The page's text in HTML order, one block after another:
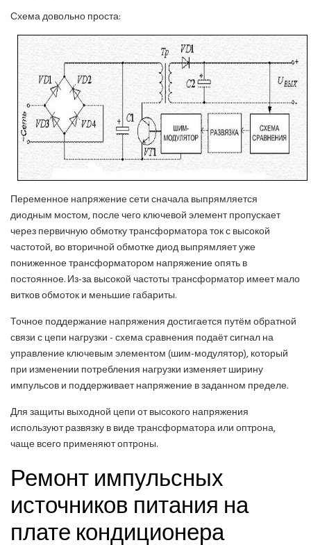
Схема довольно проста:
Переменное напряжение сети сначала выпрямляется
диодным мостом, после чего ключевой элемент пропускает
через первичную обмотку трансформатора ток с высокой
частотой, во вторичной обмотке диод выпрямляет уже
пониженное трансформатором напряжение опять в
постоянное. Из-за высокой частоты трансформатор имеет мало
витков обмоток и меньшие габариты.
Точное поддержание напряжения достигается путём обратной
связи с цепи нагрузки - схема сравнения подаёт сигнал на
управление ключевым элементом (шим-модулятор), который
при изменении потребления нагрузки изменяет ширину
импульсов и поддерживает напряжение в заданном пределе.
Для защиты выходной цепи от высокого напряжения
используют развязку в виде трансформатора или оптрона,
чаще всего применяют оптроны.
Ремонт импульсных
источников питания на
плате кондиционера